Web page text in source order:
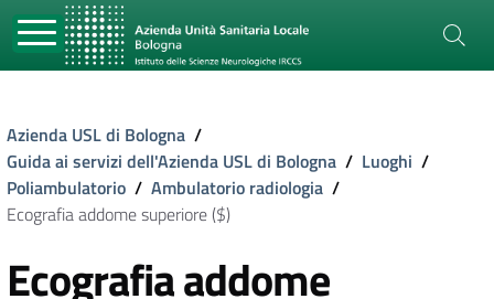
Azienda USL di Bologna /
Guida ai servizi dell'Azienda USL di Bologna / Luoghi /
Poliambulatorio / Ambulatorio radiologia /
Ecografia addome superiore ($)
Ecografia addome